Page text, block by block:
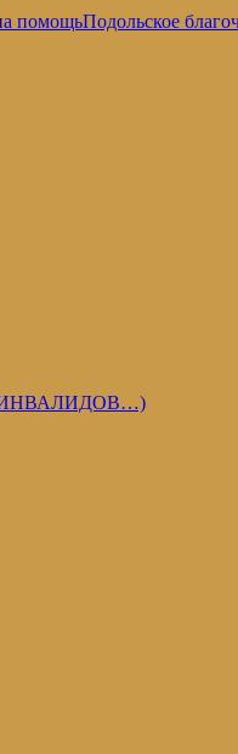
помощьПодольское